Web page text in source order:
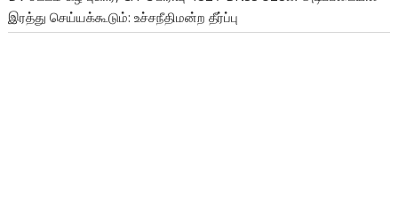
இரத்து செய்யக்கூடும்: உச்சநீதிமன்ற தீர்ப்பு